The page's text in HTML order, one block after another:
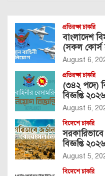
প্রতিরক্ষা চাকরি
বাংলাদেশ
(সকল কোর্স
August 6,
প্রতিরক্ষা চাকরি
(৩৪২ পদে)
বিজ্ঞপ্তি ২০২৬
August 6,
বিদেশে চাকরি
বিজ্ঞপ্তি
August 5,
বিদেশে চাকরি